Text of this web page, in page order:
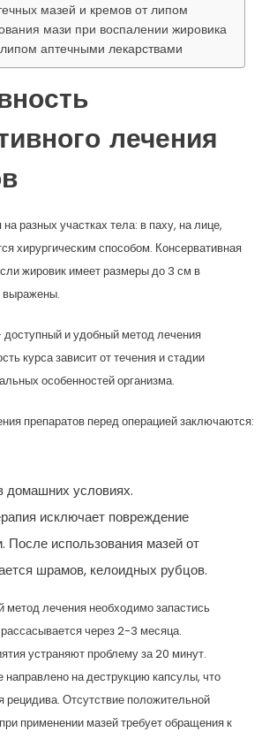
мазей и кремов от липом
мази при воспалении жировика
аптечными лекарствами
лечения
разных участках тела: в паху, на лице,
хирургическим способом. Консервативная
жировик имеет размеры до 3 см в
выражены.
и удобный метод лечения
курса зависит от течения и стадии
особенностей организма.
препаратов перед операцией заключаются:
домашних условиях.
исключает повреждение
После использования мазей от
шрамов, келоидных рубцов.
метод лечения необходимо запастись
через 2-3 месяца.
устраняют проблему за 20 минут.
направлено на деструкцию капсулы, что
рецидива. Отсутствие положительной
применении мазей требует обращения к